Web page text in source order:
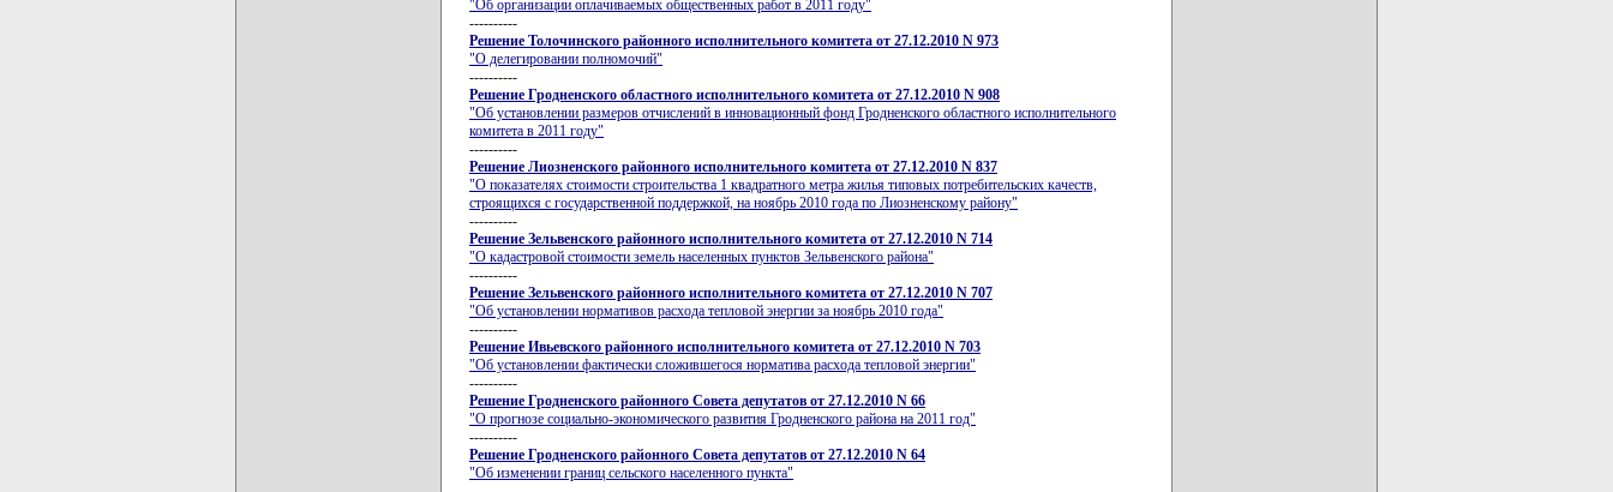
"Об организации оплачиваемых общественных работ в 2011 году"
----------
Решение Толочинского районного исполнительного комитета от 27.12.2010 N 973
"О делегировании полномочий"
----------
Решение Гродненского областного исполнительного комитета от 27.12.2010 N 908
"Об установлении размеров отчислений в инновационный фонд Гродненского областного исполнительного
комитета в 2011 году"
----------
Решение Лиозненского районного исполнительного комитета от 27.12.2010 N 837
"О показателях стоимости строительства 1 квадратного метра жилья типовых потребительских качеств,
строящихся с государственной поддержкой, на ноябрь 2010 года по Лиозненскому району"
----------
Решение Зельвенского районного исполнительного комитета от 27.12.2010 N 714
"О кадастровой стоимости земель населенных пунктов Зельвенского района"
----------
Решение Зельвенского районного исполнительного комитета от 27.12.2010 N 707
"Об установлении нормативов расхода тепловой энергии за ноябрь 2010 года"
----------
Решение Ивьевского районного исполнительного комитета от 27.12.2010 N 703
"Об установлении фактически сложившегося норматива расхода тепловой энергии"
----------
Решение Гродненского районного Совета депутатов от 27.12.2010 N 66
"О прогнозе социально-экономического развития Гродненского района на 2011 год"
----------
Решение Гродненского районного Совета депутатов от 27.12.2010 N 64
"Об изменении границ сельского населенного пункта"